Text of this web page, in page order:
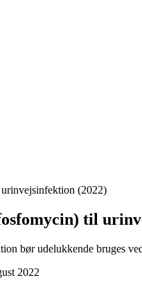
(2022)
til
bør udelukkende bruges
2022